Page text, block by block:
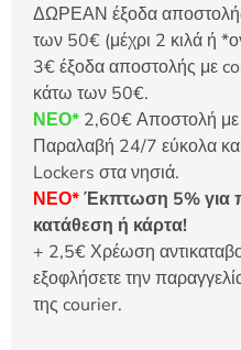
ΔΩΡΕΑΝ έξοδα
των 50€ (μέχρι 2 κιλά ή
3€ έξοδα αποστολής με
κάτω των 50€.
ΝΕΟ* 2,60€ Αποστολή με
Παραλαβή 24/7 εύκολα
Lockers στα νησιά.
ΝΕΟ*Έκπτωση 5% για
κατάθεση ή κάρτα!
+ 2,5€ Χρέωση
εξοφλήσετε την
της courier.